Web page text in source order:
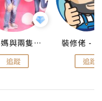
儍媽媽與兩隻小魔怪之家
追蹤 追蹤